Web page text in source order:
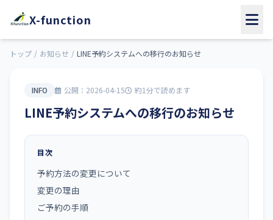
X-function
トップ / お知らせ / LINE予約システムへの移行のお知らせ
INFO 公開：2026-04-15 約1分で読めます
LINE予約システムへの移行のお知らせ
目次
予約方法の変更について
変更の理由
ご予約の手順